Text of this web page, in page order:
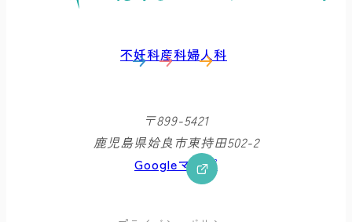
不妊科産科婦人科
〒899-5421
鹿児島県姶良市東持田502-2
Googleマップ